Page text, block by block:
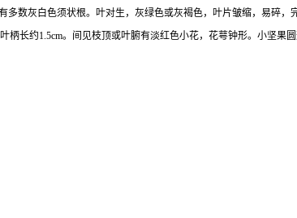
数灰白色须状根。叶对生，灰绿色或灰褐色，叶片皱缩，易碎，
长约1.5cm。间见枝顶或叶腑有淡红色小花，花萼钟形。小坚果